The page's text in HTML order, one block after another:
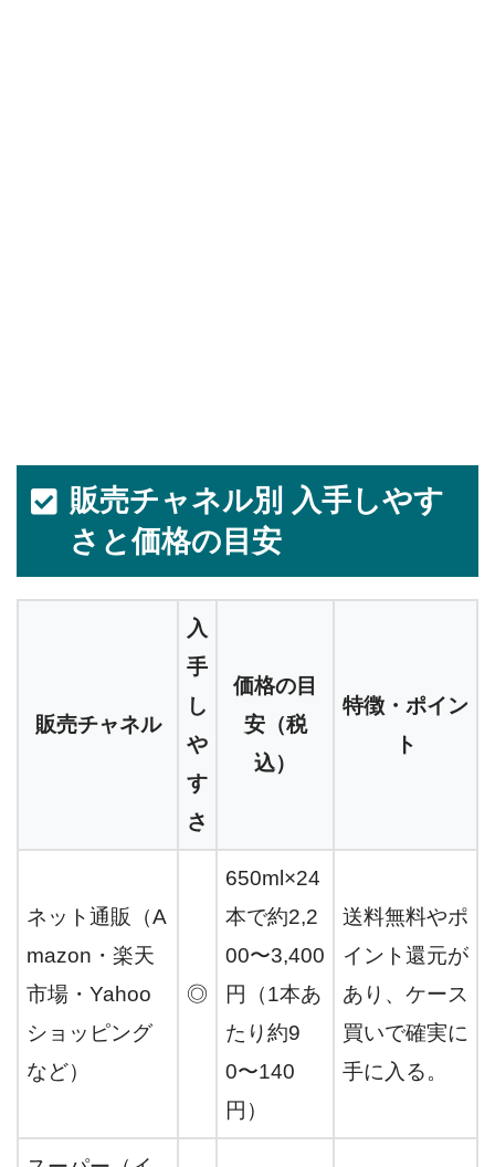
販売チャネル別 入手しやす
さと価格の目安
販売チャネル
入
手
し
や
す
さ
価格の目
安（税
込）
特徴・ポイン
ト
ネット通販（A
mazon・楽天
市場・Yahoo
ショッピング
など）
◎
650ml×24
本で約2,2
00〜3,400
円（1本あ
たり約9
0〜140
円）
送料無料やポ
イント還元が
あり、ケース
買いで確実に
手に入る。